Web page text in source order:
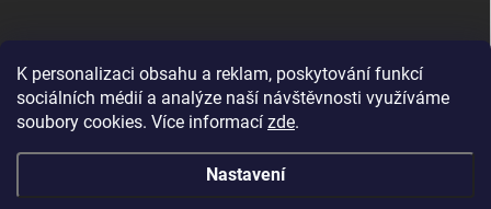
K personalizaci obsahu a reklam, poskytování funkcí
sociálních médií a analýze naší návštěvnosti využíváme
soubory cookies. Více informací zde.
Nastavení
Stav objednávky a vrácení zboží